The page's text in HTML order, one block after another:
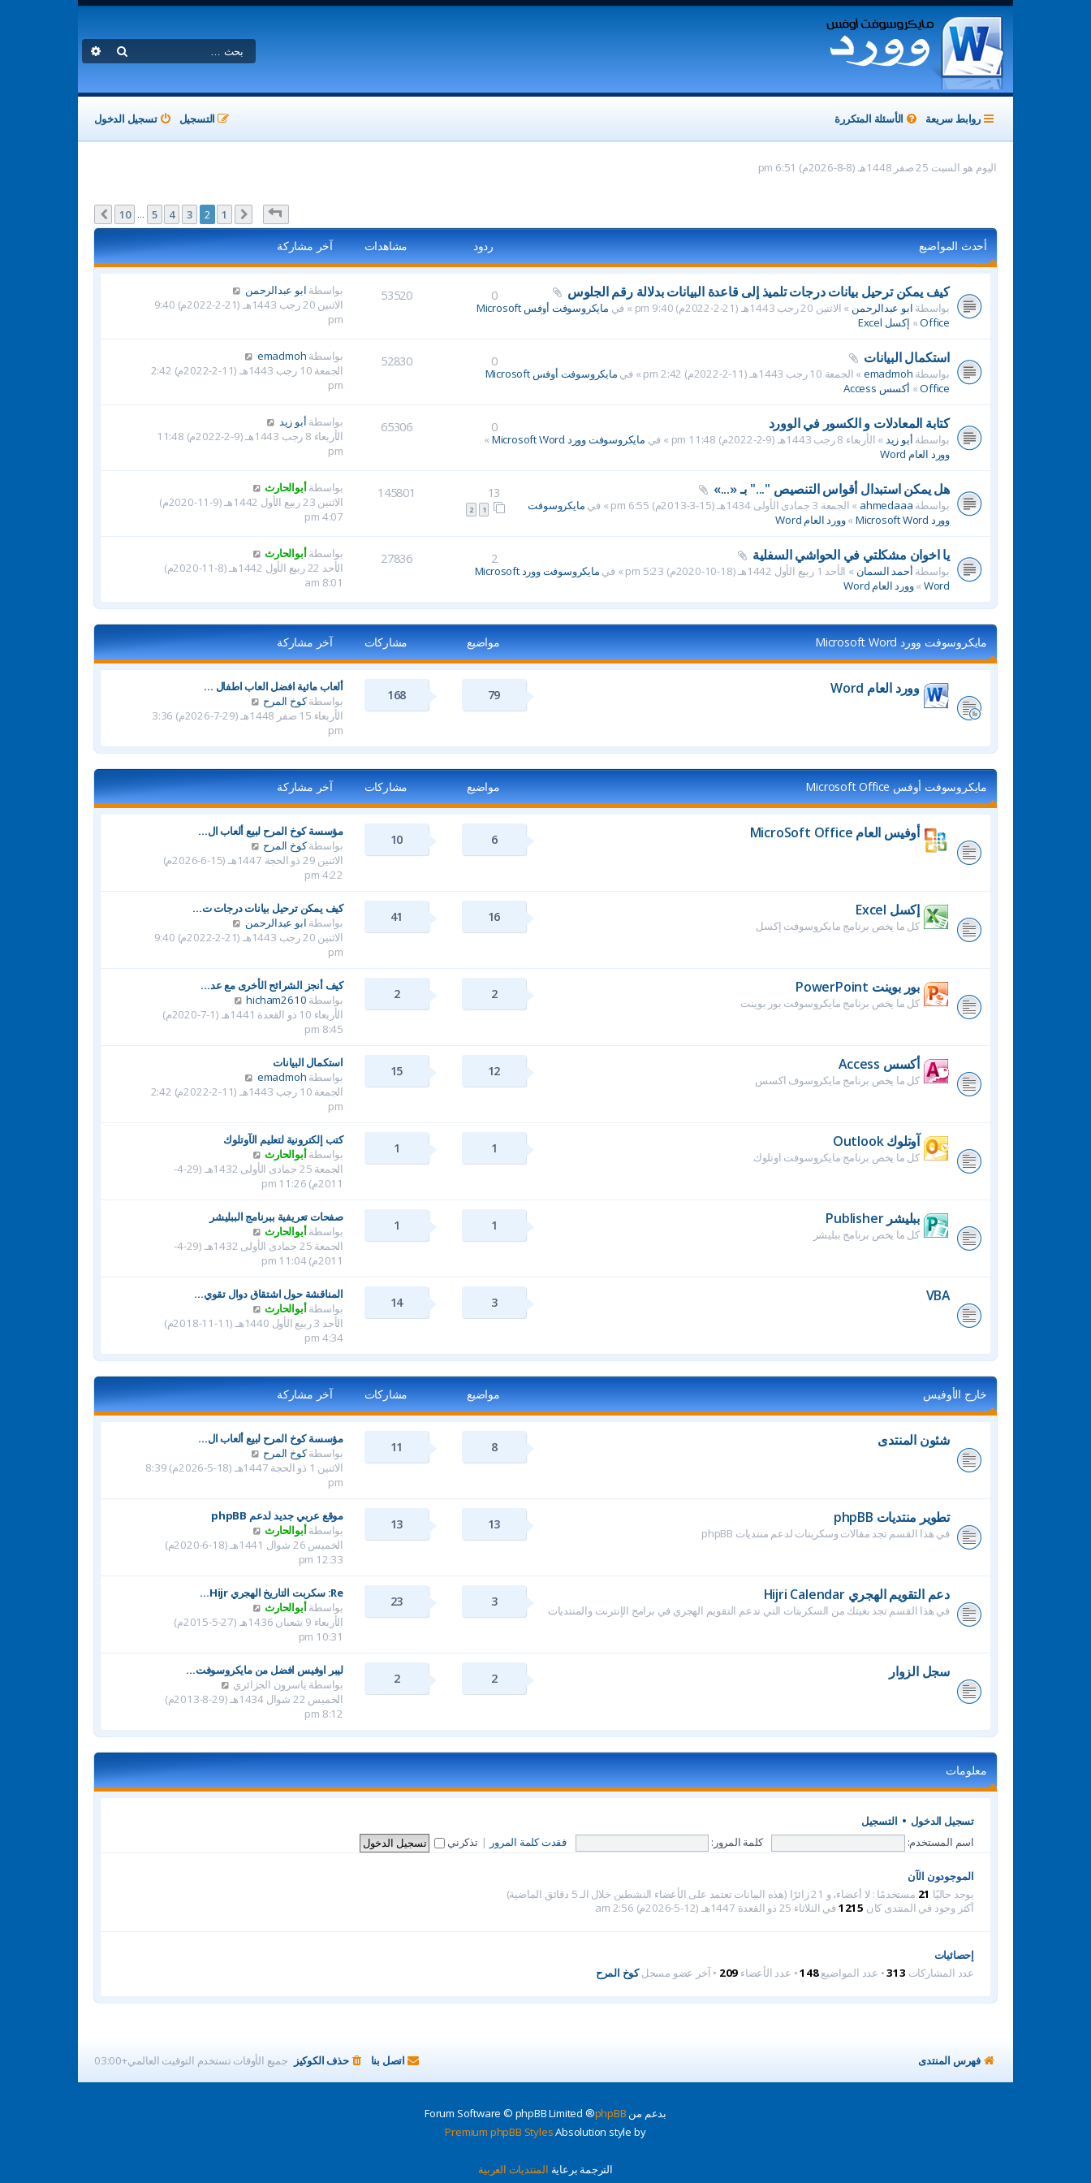
بحث
روابط سريعة الأسئلة المتكررة تسجيل الدخول التسجيل
اليوم هو السبت 25 صفر 1448هـ (8-8-2026م) 6:51 pm
من10 السابق 1
2
3
4
5
…
10 التالي
أحدث المواضيع ردود مشاهدات آخر مشاركة
كيف يمكن ترحيل بيانات درجات تلميذ إلى قاعدة البيانات بدلالة رقم الجلوس
بواسطة ابو عبدالرحمن » الاثنين 20 رجب 1443هـ (21-2-2022م) 9:40 pm » في
مايكروسوفت أوفس Microsoft
Office
» إكسل Excel
0
53520 بواسطة ابو عبدالرحمن
الاثنين 20 رجب 1443هـ (21-2-2022م) 9:40
pm
استكمال البيانات
بواسطة emadmoh » الجمعة 10 رجب 1443هـ (11-2-2022م) 2:42 pm » في
مايكروسوفت أوفس Microsoft
Office
» أكسس Access
0
52830 بواسطة emadmoh
الجمعة 10 رجب 1443هـ (11-2-2022م) 2:42
pm
كتابة المعادلات و الكسور في الوورد
بواسطة أبو زيد » الأربعاء 8 رجب 1443هـ (9-2-2022م) 11:48 pm » في مايكروسوفت وورد Microsoft Word
»
وورد العام Word
0
65306 بواسطة أبو زيد
الأربعاء 8 رجب 1443هـ (9-2-2022م) 11:48
pm
هل يمكن استبدال أقواس التنصيص "..." بـ «...»
1
2 بواسطة ahmedaaa » الجمعة 3 جمادى الأولى 1434هـ (15-3-2013م) 6:55 pm » في
مايكروسوفت
وورد Microsoft Word
»وورد العام Word
13
145801 بواسطةأبوالحارث
الاثنين 23 ربيع الأول 1442هـ (9-11-2020م)
4:07 pm
يا اخوان مشكلتي في الحواشي السفلية
بواسطة أحمد السمان » الأحد 1 ربيع الأول 1442هـ (18-10-2020م) 5:23 pm » في
مايكروسوفت وورد Microsoft
Word
»وورد العام Word
2
27836 بواسطةأبوالحارث
الأحد 22 ربيع الأول 1442هـ (8-11-2020م)
8:01 am
مايكروسوفت وورد Microsoft Word مواضيع مشاركات آخر مشاركة
وورد العام Word 79
168
ألعاب مائية افضل العاب اطفال …
بواسطةكوخ المرح
ا
آ
خ
م
ا
ك
الأربعاء 15 صفر 1448هـ (29-7-2026م) 3:36
pm
مايكروسوفت أوفس Microsoft Office مواضيع مشاركات آخر مشاركة
أوفيس العام MicroSoft Office 6
10
مؤسسة كوخ المرح لبيع ألعاب ال…
بواسطةكوخ المرح
ا
خ
ر
م
ر
ك
ة
الاثنين 29 ذو الحجة 1447هـ (15-6-2026م)
4:22 pm
إكسل Excel
كل ما يخص برنامج مايكروسوفت إكسل
16
41
كيف يمكن ترحيل بيانات درجات ت…
بواسطة ابو عبدالرحمن
ا
خ
ر
م
ة
الاثنين 20 رجب 1443هـ (21-2-2022م) 9:40
pm
بور بوينت PowerPoint
كل ما يخص برنامج مايكروسوفت بور بوينت
2
2
كيف أنجز الشرائح الأخرى مع عد…
بواسطة hicham2610
ا
ر
ر
ة
الأربعاء 10 ذو القعدة 1441هـ (1-7-2020م)
8:45 pm
أكسس Access
كل ما يخص برنامج مايكروسوف اكسس
12
15
استكمال البيانات
بواسطة emadmoh
ا
آ
خ
م
ر
ة
الجمعة 10 رجب 1443هـ (11-2-2022م) 2:42
pm
آوتلوك Outlook
كل ما يخص برنامج مايكروسوفت اوتلوك
1
1
كتب إلكترونية لتعليم الآوتلوك
بواسطةأبوالحارث
ا
خ
ر
م
ر
ة
الجمعة 25 جمادى الأولى 1432هـ (29-4-
2011م) 11:26 pm
ببليشر Publisher
كل ما يخص برنامج ببليشر
1
1
صفحات تعريفية ببرنامج الببليشر
بواسطةأبوالحارث
ا
خ
ر
ا
ر
الجمعة 25 جمادى الأولى 1432هـ (29-4-
2011م) 11:04 pm
VBA
3
14
المناقشة حول اشتقاق دوال تقوي…
بواسطةأبوالحارث
ا
آ
خ
م
ا
ك
الأحد 3 ربيع الأول 1440هـ (11-11-2018م)
4:34 pm
خارج الأوفيس مواضيع مشاركات آخر مشاركة
شئون المنتدى 8
11
مؤسسة كوخ المرح لبيع ألعاب ال…
بواسطةكوخ المرح
ا
خ
ر
ر
ة
الاثنين 1 ذو الحجة 1447هـ (18-5-2026م) 8:39
pm
تطوير منتديات phpBB
في هذا القسم تجد مقالات وسكربتات لدعم منتديات phpBB
13
13
موقع عربي جديد لدعم phpBB
بواسطةأبوالحارث
ا
خ
ر
م
ر
ك
ة
الخميس 26 شوال 1441هـ (18-6-2020م)
12:33 pm
دعم التقويم الهجري Hijri Calendar
في هذا القسم تجد بغيتك من السكربتات التي تدعم التقويم الهجري في برامج الإنترنت والمنتديات
3
23
Re: سكربت التاريخ الهجري Hijr…
بواسطةأبوالحارث
ا
خ
ر
ا
ر
الأربعاء 9 شعبان 1436هـ (27-5-2015م)
10:31 pm
سجل الزوار 2
2
ليبر اوفيس افضل من مايكروسوفت…
بواسطة ياسرون الجزائري
ا
آ
خ
ر
م
الخميس 22 شوال 1434هـ (29-8-2013م)
8:12 pm
معلومات
تسجيل الدخول • التسجيل
اسم المستخدم: كلمة المرور: فقدت كلمة المرور | تذكرني
الموجودون الآن
يوجد حاليًا 21 مستخدمًا : لا أعضاء، و 21 زائرًا (هذه البيانات تعتمد على الأعضاء النشطين خلال الـ 5 دقائق الماضية)
أكثر وجود في المنتدى كان 1215في الثلاثاء 25 ذو القعدة 1447هـ (12-5-2026م) 2:56 am
إحصائيات
عدد المشاركات 313• عدد المواضيع148• عدد الأعضاء 209 • آخر عضو مسجلكوخ المرح
فهرس المنتدى جميع الأوقات تستخدم التوقيت العالمي+03:00 حذف الكوكيز اتصل بنا
بدعم من phpBB
® Forum Software © phpBB Limited
Absolution style by
Premium phpBB Styles
الترجمة برعاية المنتديات العربية